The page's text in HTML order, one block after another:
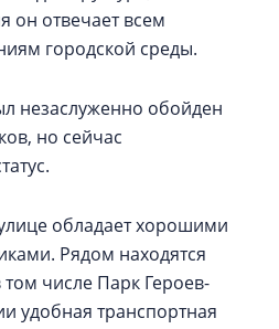
он отвечает всем
городской среды.
незаслуженно обойден
но сейчас
обладает хорошими
Рядом находятся
числе Парк Героев-
удобная транспортная